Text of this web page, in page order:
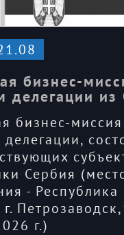
бизнес-
делегации из
бизнес-
Сербия
- Республика
г.)